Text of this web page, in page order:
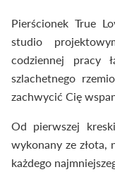
Pierścionek True
studio
codziennej pracy
szlachetnego
zachwycić Cię
Od pierwszej
wykonany ze złota,
każdego